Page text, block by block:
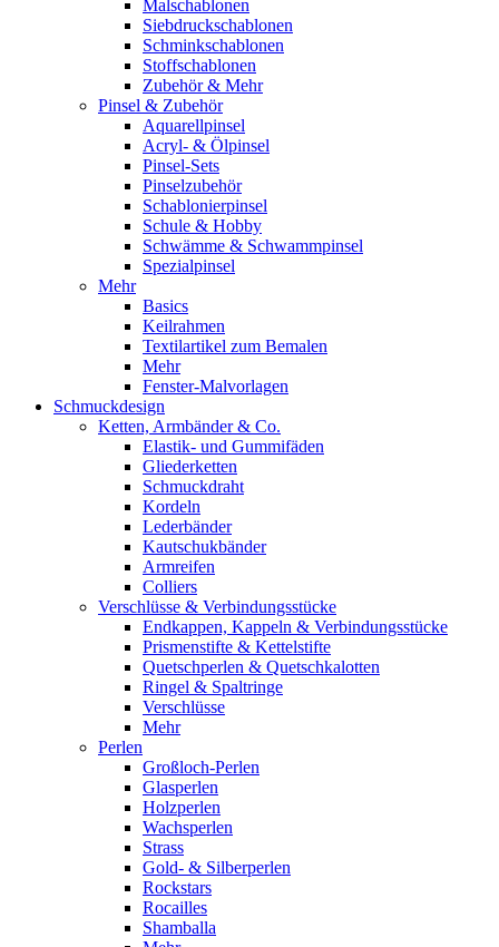
Malschablonen
Siebdruckschablonen
Schminkschablonen
Stoffschablonen
Zubehör & Mehr
Pinsel & Zubehör
Aquarellpinsel
Acryl- & Ölpinsel
Pinsel-Sets
Pinselzubehör
Schablonierpinsel
Schule & Hobby
Schwämme & Schwammpinsel
Spezialpinsel
Mehr
Basics
Keilrahmen
Textilartikel zum Bemalen
Mehr
Fenster-Malvorlagen
Schmuckdesign
Ketten, Armbänder & Co.
Elastik- und Gummifäden
Gliederketten
Schmuckdraht
Kordeln
Lederbänder
Kautschukbänder
Armreifen
Colliers
Verschlüsse & Verbindungsstücke
Endkappen, Kappeln & Verbindungsstücke
Prismenstifte & Kettelstifte
Quetschperlen & Quetschkalotten
Ringel & Spaltringe
Verschlüsse
Mehr
Perlen
Großloch-Perlen
Glasperlen
Holzperlen
Wachsperlen
Strass
Gold- & Silberperlen
Rockstars
Rocailles
Shamballa